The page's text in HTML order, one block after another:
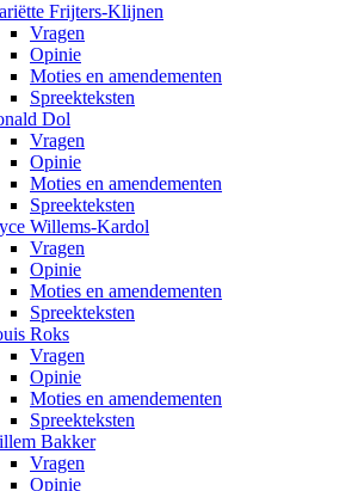
Frijters-Klijnen
Vragen
Opinie
Moties en amendementen
Spreekteksten
Dol
Vragen
Opinie
Moties en amendementen
Spreekteksten
Willems-Kardol
Vragen
Opinie
Moties en amendementen
Spreekteksten
Roks
Vragen
Opinie
Moties en amendementen
Spreekteksten
Bakker
Vragen
Opinie